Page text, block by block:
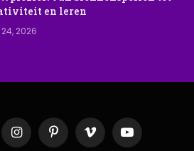
en leren
2026
InstagramPinterestVimeo YouTube